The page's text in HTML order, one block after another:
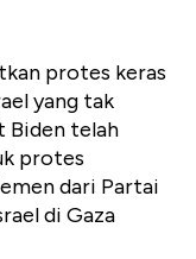
protes keras
yang tak
Biden telah
protes
dari Partai
di Gaza